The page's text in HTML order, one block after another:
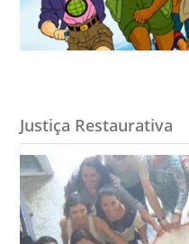
Justiça Restaurativa